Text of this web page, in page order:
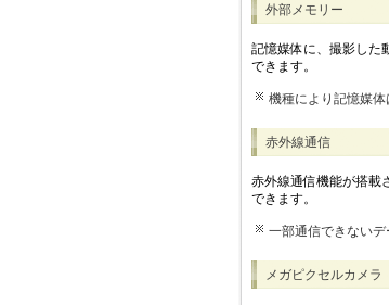
外部メモリー
記憶媒体に、撮影した
できます。
機種により記憶媒体
赤外線通信
赤外線通信機能が搭載
できます。
一部通信できないデ
メガピクセルカメラ